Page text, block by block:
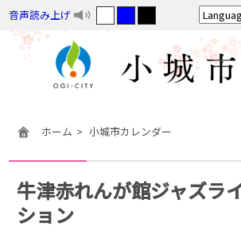
音声読み上げ
ホーム 小城市カレンダー
牛津赤れんが館ジャズラ
ション